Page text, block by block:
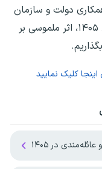
دولت و سازمان
برنامه و بودجه هستیم تا بتوانیم در سال ۱۴۰۵، اثر ملموسی بر
اینجا کلیک نمایید
در ۱۴۰۵